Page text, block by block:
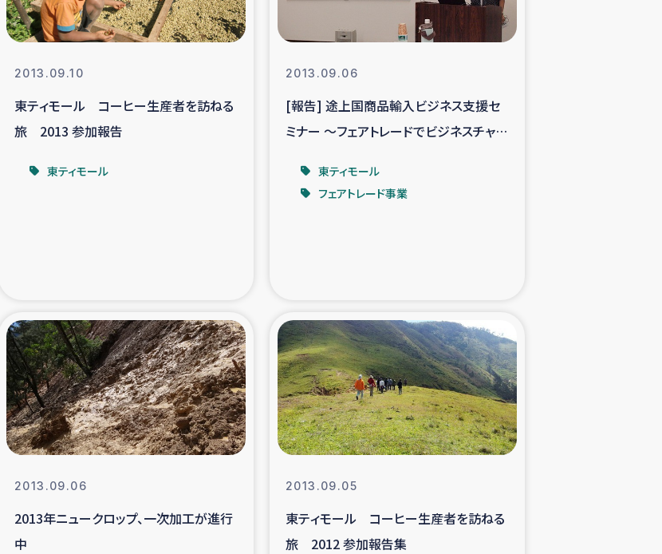
令和6年能登半島地震 緊急支援
漁民によるマングローブ植林活動
共生 神原ゼミxパルシック
支援 復興応援隊の活動
興支援 漁業復興支援
日誌 経済自立支援事業
ガザ空爆被災者への食料支援と農家生産支援
2013.09.10
東ティモール コーヒー生産者を訪ねる
旅 2013 参加報告
東ティモール
2013.09.06
[報告] 途上国商品輸入ビジネス支援セ
ミナー ～フェアトレードでビジネスチャン
東ティモール
フェアトレード事業
2013.09.06
2013年ニュークロップ、一次加工が進行
中
2013.09.05
東ティモール コーヒー生産者を訪ねる
旅 2012 参加報告集